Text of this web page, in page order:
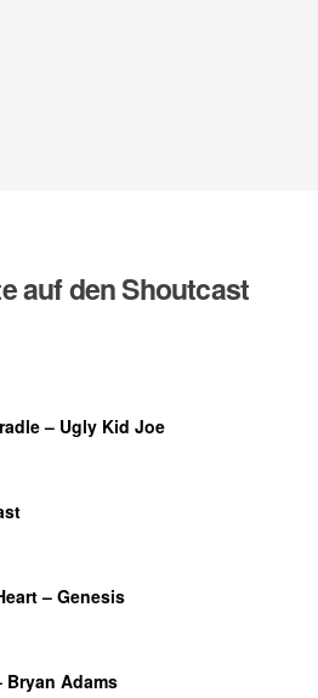
auf den Shoutcast
– Ugly Kid Joe
– Genesis
Bryan Adams